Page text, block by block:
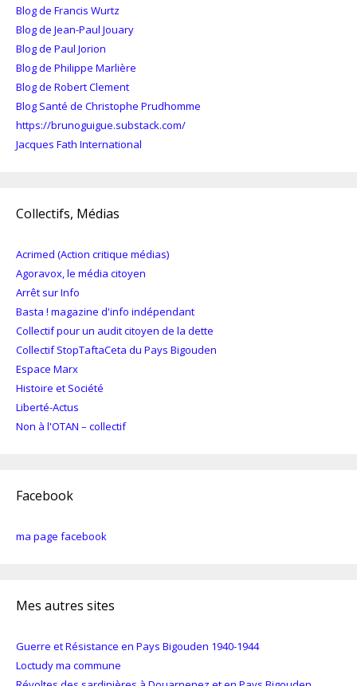
Blog de Francis Wurtz
Blog de Jean-Paul Jouary
Blog de Paul Jorion
Blog de Philippe Marlière
Blog de Robert Clement
Blog Santé de Christophe Prudhomme
https://brunoguigue.substack.com/
Jacques Fath International
Collectifs, Médias
Acrimed (Action critique médias)
Agoravox, le média citoyen
Arrêt sur Info
Basta ! magazine d'info indépendant
Collectif pour un audit citoyen de la dette
Collectif StopTaftaCeta du Pays Bigouden
Espace Marx
Histoire et Société
Liberté-Actus
Non à l'OTAN – collectif
Facebook
ma page facebook
Mes autres sites
Guerre et Résistance en Pays Bigouden 1940-1944
Loctudy ma commune